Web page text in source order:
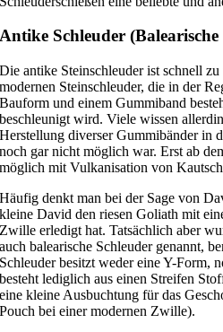
Antike Schleuder (Balearische
Die antike Steinschleuder ist schnell
modernen Steinschleuder, die in der
Bauform und einem Gummiband
beschleunigt wird. Viele wissen
Herstellung diverser Gummibänder in
noch gar nicht möglich war. Erst ab
möglich mit Vulkanisation von
Häufig denkt man bei der Sage von
kleine David den riesen Goliath mit
Zwille erledigt hat. Tatsächlich aber
auch balearische Schleuder genannt,
Schleuder besitzt weder eine Y-Form,
besteht lediglich aus einen Streifen
eine kleine Ausbuchtung für das
Pouch bei einer modernen Zwille).